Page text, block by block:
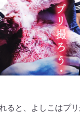
と、よしこはプ